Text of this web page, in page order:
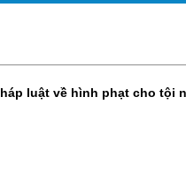
luật về hình phạt cho tội